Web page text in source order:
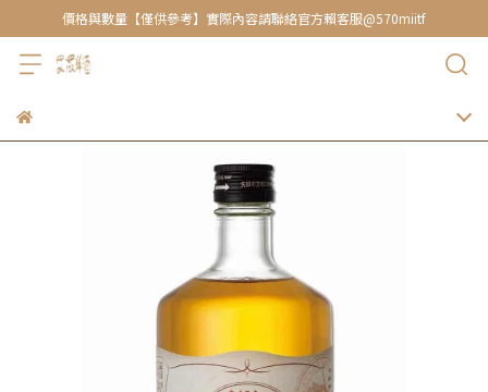
價格與數量【僅供參考】實際內容請聯絡官方賴客服@570miitf